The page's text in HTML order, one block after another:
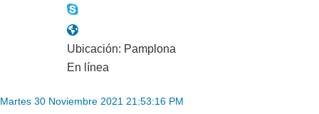
Ubicación: Pamplona
En línea
Martes 30 Noviembre 2021 21:53:16 PM